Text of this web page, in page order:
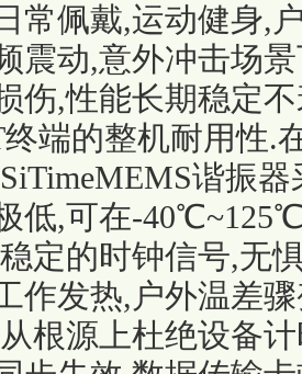
常佩戴,运动健身,
震动,意外冲击场
伤,性能长期稳定
端的整机耐用性.
谐振
低,可在-
定的时钟信号,无
作发热,户外温差
根源上杜绝设备